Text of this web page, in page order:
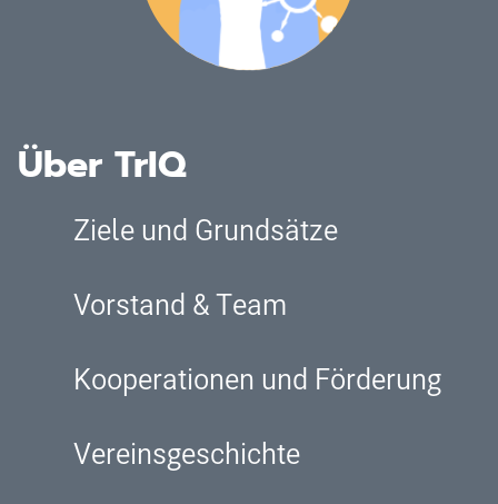
Über TrIQ
Ziele und Grundsätze
Vorstand & Team
Kooperationen und Förderung
Vereinsgeschichte